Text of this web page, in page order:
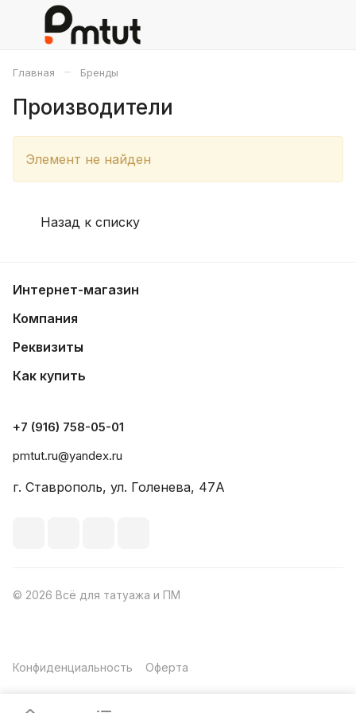
Главная – Бренды
Производители
Элемент не найден
Назад к списку
Интернет-магазин
Компания
Реквизиты
Как купить
+7 (916) 758-05-01
pmtut.ru@yandex.ru
г. Ставрополь, ул. Голенева, 47А
© 2026 Всё для татуажа и ПМ
Конфиденциальность Оферта